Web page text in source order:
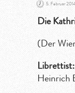
5. Februar
Die
(Der
Librettist:
Heinrich